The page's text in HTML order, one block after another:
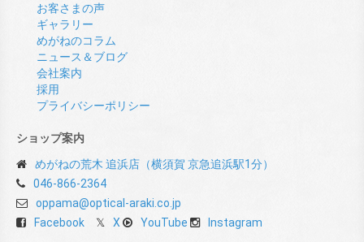
お客さまの声
ギャラリー
めがねのコラム
ニュース＆ブログ
会社案内
採用
プライバシーポリシー
ショップ案内
めがねの荒木 追浜店（横須賀 京急追浜駅1分）
046-866-2364
oppama@optical-araki.co.jp
Facebook
X YouTube Instagram